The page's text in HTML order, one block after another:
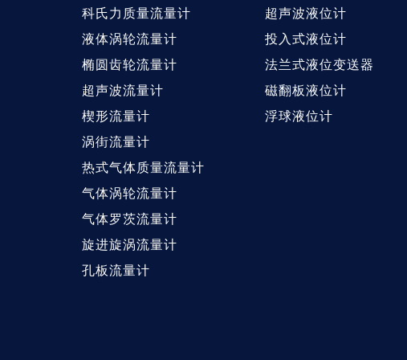
科氏力质量流量计
液体涡轮流量计
椭圆齿轮流量计
超声波流量计
楔形流量计
涡街流量计
热式气体质量流量计
气体涡轮流量计
气体罗茨流量计
旋进旋涡流量计
孔板流量计
超声波液位计
投入式液位计
法兰式液位变送器
磁翻板液位计
浮球液位计